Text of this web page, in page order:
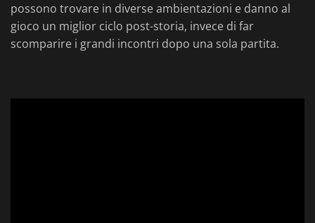
possono trovare in diverse ambientazioni e danno al
gioco un miglior ciclo post-storia, invece di far
scomparire i grandi incontri dopo una sola partita.